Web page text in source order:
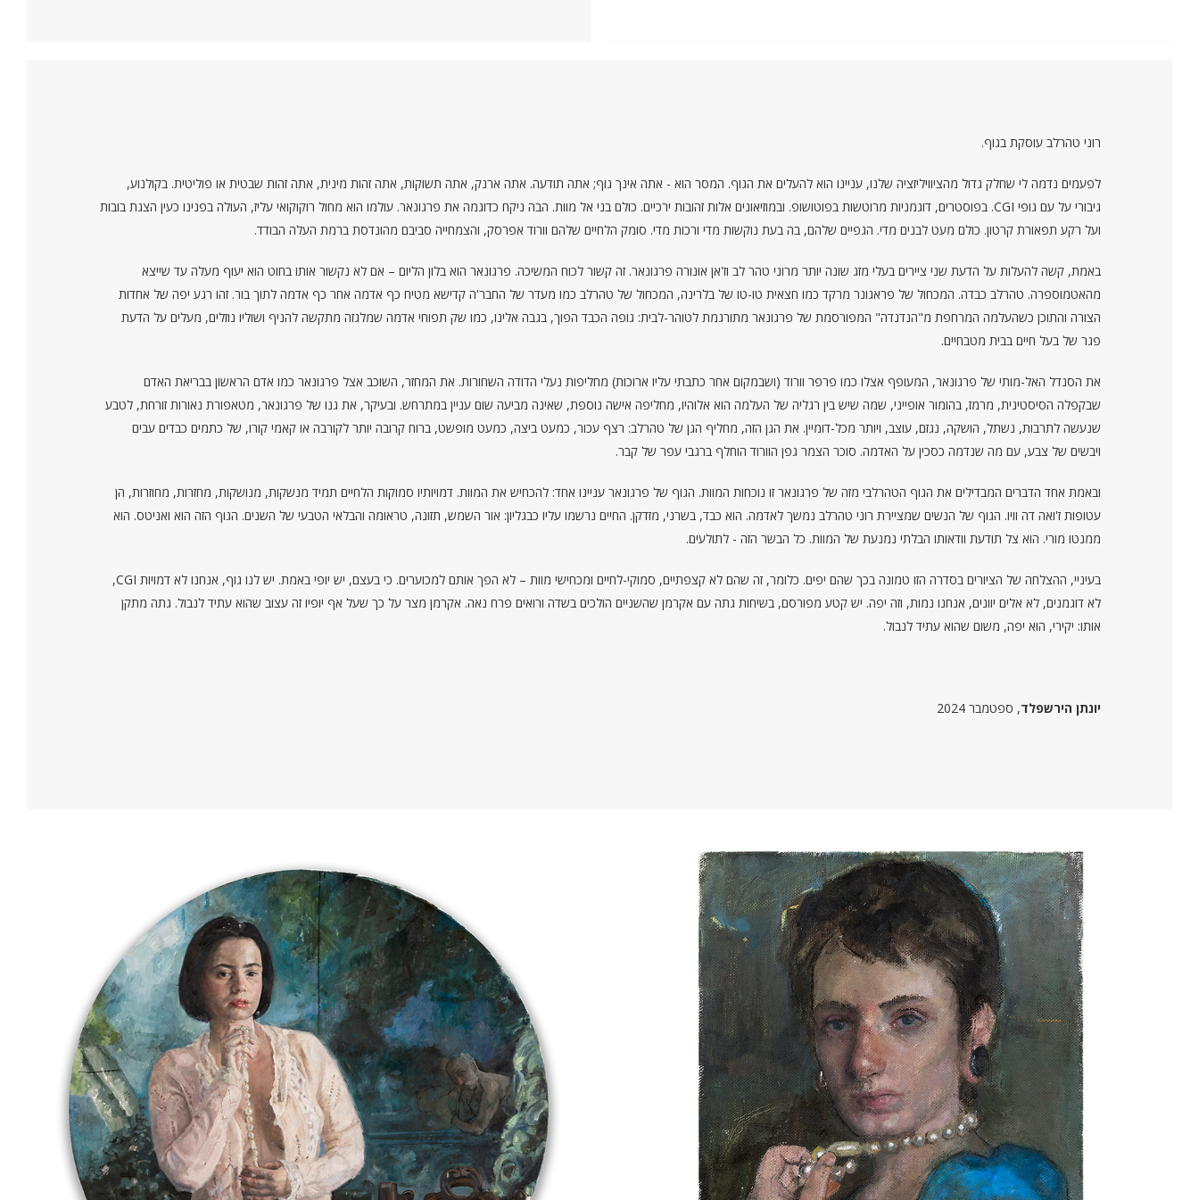
רוני טהרלב עוסקת בגוף.
לפעמים נדמה לי שחלק גדול מהציוויליזציה שלנו, עניינו הוא להעלים את הגוף. המסר הוא - אתה אינך גוף; אתה תודעה. אתה ארנק, אתה תשוקות, אתה זהות מינית, אתה זהות שבטית או פוליטית. בקולנוע,
גיבורי על עם גופי CGI. בפוסטרים, דוגמניות מרוטשות בפוטושופ. ובמוזיאונים אלות זהובות ירכיים. כולם בני אל מוות. הבה ניקח כדוגמה את פרגונאר. עולמו הוא מחול רוקוקואי עליז, העולה בפנינו כעין הצגת בובות
ועל רקע תפאורת קרטון. כולם מעט לבנים מדי. הגפיים שלהם, בה בעת נוקשות מדי ורכות מדי. סומק הלחיים שלהם וורוד אפרסק, והצמחייה סביבם מהונדסת ברמת העלה הבודד.
באמת, קשה להעלות על הדעת שני ציירים בעלי מזג שונה יותר מרוני טהר לב וז'אן אונורה פרגונאר. זה קשור לכוח המשיכה. פרגונאר הוא בלון הליום – אם לא נקשור אותו בחוט הוא יעוף מעלה עד שייצא
מהאטמוספרה. טהרלב כבדה. המכחול של פראגונר מרקד כמו חצאית טו-טו של בלרינה, המכחול של טהרלב כמו מעדר של החבר'ה קדישא מטיח כף אדמה אחר כף אדמה לתוך בור. זהו רגע יפה של אחדות
הצורה והתוכן כשהעלמה המרחפת מ"הנדנדה" המפורסמת של פרגונאר מתורגמת לטוהר-לבית: גופה הכבד הפוך, בגבה אלינו, כמו שק תפוחי אדמה שמלגזה מתקשה להניף ושוליו נוזלים, מעלים על הדעת
פגר של בעל חיים בבית מטבחיים.
את הסנדל האל-מותי של פרגונאר, המעופף אצלו כמו פרפר וורוד (ושבמקום אחר כתבתי עליו ארוכות) מחליפות נעלי הדודה השחורות. את המחזר, השוכב אצל פרגונאר כמו אדם הראשון בבריאת האדם
שבקפלה הסיסטינית, מרמז, בהומור אופייני, שמה שיש בין רגליה של העלמה הוא אלוהיו, מחליפה אישה נוספת, שאינה מביעה שום עניין במתרחש. ובעיקר, את גנו של פרגונאר, מטאפורת נאורות זורחת, לטבע
שנעשה לתרבות, נשתל, הושקה, נגזם, עוצב, ויותר מכל-דומיין. את הגן הזה, מחליף הגן של טהרלב: רצף עכור, כמעט ביצה, כמעט מופשט, ברוח קרובה יותר לקורבה או קאמי קורו, של כתמים כבדים עבים
ויבשים של צבע, עם מה שנדמה כסכין על האדמה. סוכר הצמר גפן הוורוד הוחלף ברגבי עפר של קבר.
ובאמת אחד הדברים המבדילים את הגוף הטהרלבי מזה של פרגונאר זו נוכחות המוות. הגוף של פרגונאר עניינו אחד: להכחיש את המוות. דמויותיו סמוקות הלחיים תמיד מנשקות, מנושקות, מחזרות, מחוזרות, הן
עטופות ז'ואה דה וויו. הגוף של הנשים שמציירת רוני טהרלב נמשך לאדמה. הוא כבד, בשרני, מזדקן. החיים נרשמו עליו כבגליון: אור השמש, תזונה, טראומה והבלאי הטבעי של השנים. הגוף הזה הוא ואניטס. הוא
ממנטו מורי. הוא צל תודעת וודאותו הבלתי נמנעת של המוות. כל הבשר הזה - לתולעים.
בעיניי, ההצלחה של הציורים בסדרה הזו טמונה בכך שהם יפים. כלומר, זה שהם לא קצפתיים, סמוקי-לחיים ומכחישי מוות – לא הפך אותם למכוערים. כי בעצם, יש יופי באמת. יש לנו גוף, אנחנו לא דמויות CGI,
לא דוגמנים, לא אלים יוונים, אנחנו נמות, וזה יפה. יש קטע מפורסם, בשיחות גתה עם אקרמן שהשניים הולכים בשדה ורואים פרח נאה. אקרמן מצר על כך שעל אף יופיו זה עצוב שהוא עתיד לנבול. גתה מתקן
אותו: יקירי, הוא יפה, משום שהוא עתיד לנבול.
יונתן הירשפלד, ספטמבר 2024